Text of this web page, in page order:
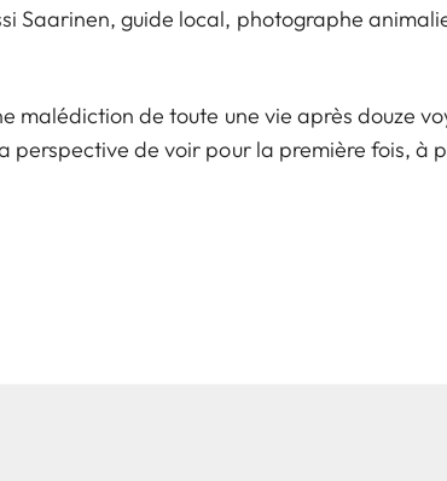
Saarinen, guide local, photographe
malédiction de toute une vie après douze
perspective de voir pour la première fois, à